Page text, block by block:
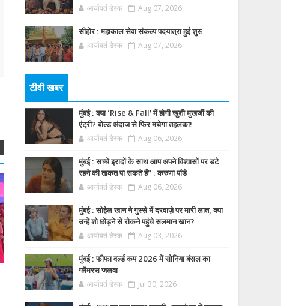
आर्यावर्त डेस्क Aug 07, 2026
सीहोर : महाकाल सेवा संकल्प पदयात्रा हुई शुरू
आर्यावर्त डेस्क Aug 07, 2026
टीवी खबर
मुंबई : क्या ‘Rise & Fall’ में होगी खुशी मुखर्जी की
एंट्री? बोल्ड अंदाज से फिर मचेगा तहलका!
आर्यावर्त डेस्क Aug 06, 2026
मुंबई : सच्चे इरादों के साथ आप अपने विश्वासों पर डटे
रहने की ताकत पा सकते हैं” : करुणा पांडे
आर्यावर्त डेस्क Aug 06, 2026
मुंबई : सोहेल खान ने गुस्से में दरवाज़े पर मारी लात, क्या
उन्हें शो छोड़ने से रोकने पहुंचे सलमान खान?
आर्यावर्त डेस्क Aug 03, 2026
मुंबई : फीफा वर्ल्ड कप 2026 में सोनिया बंसल का
ग्लैमरस जलवा
आर्यावर्त डेस्क Jul 30, 2026